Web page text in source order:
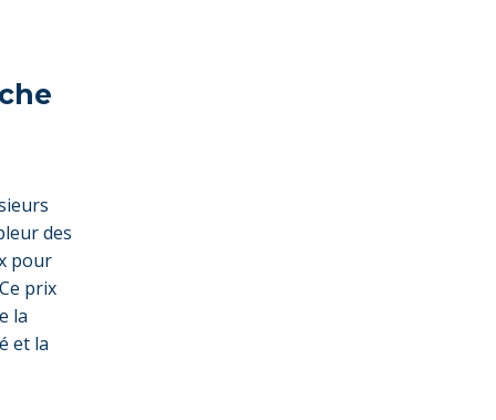
des
pour
prix
la
et la